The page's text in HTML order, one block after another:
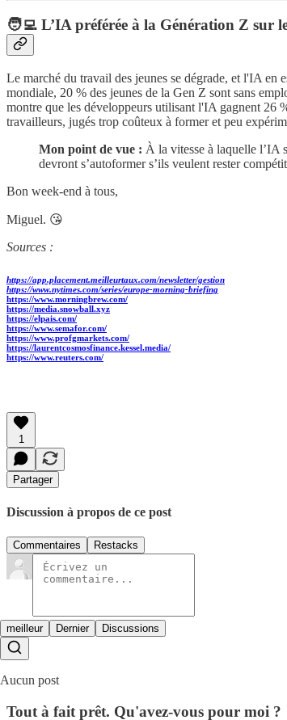
🧑‍💻 L’IA préférée à la Génération Z sur
Le marché du travail des jeunes se dégrade, et l'IA en
mondiale, 20 % des jeunes de la Gen Z sont sans
montre que les développeurs utilisant l'IA gagnent 26
travailleurs, jugés trop coûteux à former et peu
Mon point de vue : À la vitesse à laquelle l’IA
devront s’autoformer s’ils veulent rester
Bon week-end à tous,
Miguel. 😘
Sources :
https://app.placement.meilleurtaux.com/newsletter/gestion
https://www.nytimes.com/series/europe-morning-briefing
https://www.morningbrew.com/
https://media.snowball.xyz
https://elpais.com/
https://www.semafor.com/
https://www.profgmarkets.com/
https://laurentcosmosfinance.kessel.media/
https://www.reuters.com/
1
Partager
Discussion à propos de ce post
Commentaires Restacks
meilleur Dernier Discussions
Aucun post
Tout à fait prêt. Qu'avez-vous pour moi ?